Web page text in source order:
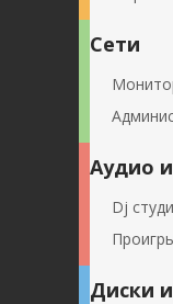
Сети
Аудио
Dj
Диски